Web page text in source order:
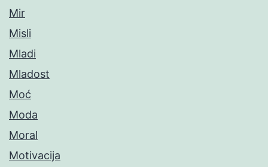
Mir
Misli
Mladi
Mladost
Moć
Moda
Moral
Motivacija